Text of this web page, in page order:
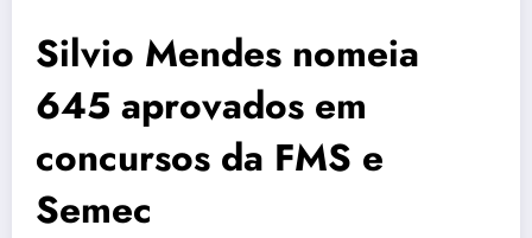
Silvio Mendes nomeia
645 aprovados em
concursos da FMS e
Semec